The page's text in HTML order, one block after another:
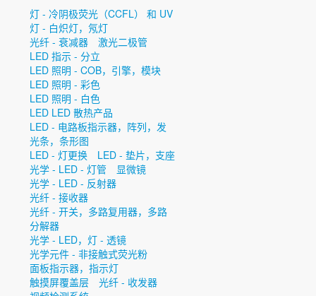
灯 - 冷阴极荧光（CCFL） 和 UV
灯 - 白炽灯，氖灯
光纤 - 衰减器
激光二极管
LED 指示 - 分立
LED 照明 - COB，引擎，模块
LED 照明 - 彩色
LED 照明 - 白色
LED LED 散热产品
LED - 电路板指示器，阵列，发
光条，条形图
LED - 灯更换
LED - 垫片，支座
光学 - LED - 灯管
显微镜
光学 - LED - 反射器
光纤 - 接收器
光纤 - 开关，多路复用器，多路
分解器
光学 - LED，灯 - 透镜
光学元件 - 非接触式荧光粉
面板指示器，指示灯
触摸屏覆盖层
光纤 - 收发器